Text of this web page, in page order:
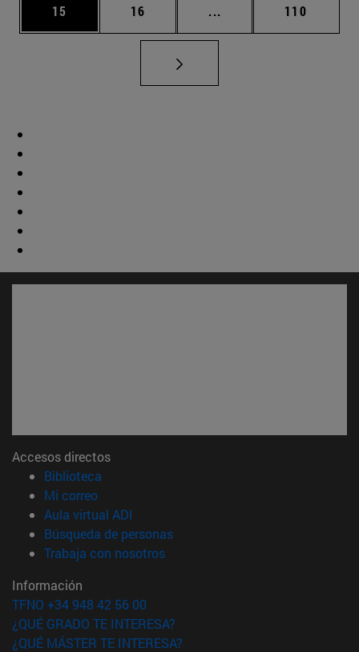
Página
15 Página
16 ... Páginas intermedias
Página
110
Accesos directos
Biblioteca
Mi correo(abre en nueva ventana)
Aula virtual ADI
Búsqueda de personas(abre en nueva ventana)
Trabaja con nosotros(abre en nueva ventana)
Información
TFNO +34 948 42 56 00
¿QUÉ GRADO TE INTERESA?
¿QUÉ MÁSTER TE INTERESA?